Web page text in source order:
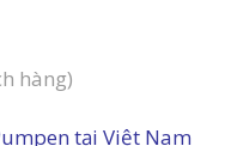
hàng)
tại Việt Nam